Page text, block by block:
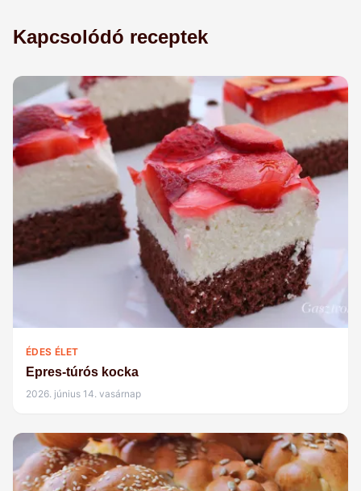
Kapcsolódó receptek
ÉDES ÉLET
Epres-túrós kocka
2026. június 14. vasárnap